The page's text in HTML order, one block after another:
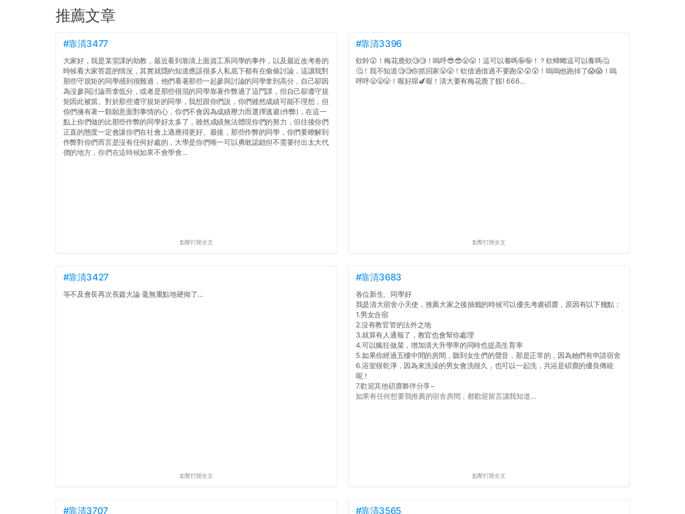
推薦文章
#靠清3477
大家好，我是某堂課的助教，最近看到靠清上面資工系同學的事件，以及最近改考卷的
時候看大家答題的情況，其實就隱約知道應該很多人私底下都有在偷偷討論，這讓我對
那些守規矩的同學感到很難過，他們看著那些一起參與討論的同學拿到高分，自己卻因
為沒參與討論而拿低分，或者是那些很混的同學靠著作弊過了這門課，但自己卻遵守規
矩因此被當。對於那些遵守規矩的同學，我想跟你們說，你們雖然成績可能不理想，但
你們擁有著一顆願意面對事情的心，你們不會因為成績壓力而選擇逃避(作弊)，在這一
點上你們做的比那些作弊的同學好太多了，雖然成績無法體現你們的努力，但往後你們
正直的態度一定會讓你們在社會上適應得更好。最後，那些作弊的同學，你們要瞭解到
作弊對你們而言是沒有任何好處的，大學是你們唯一可以勇敢認錯但不需要付出太大代
價的地方，你們在這時候如果不會學會...
點擊打開全文
#靠清3396
欸幹😲！梅花鹿欸🧐🧐！嗚呼😎😎😤😤！這可以養嗎🤪🤪！？欸蟑螂這可以養嗎🤔
🤔！我不知道🧐🧐你抓回家😤😤！欸借過借過不要跑😲😲😲！嗚嗚他跑掉了😱😱！嗚
呼呼😤😤😤！喔好屌🍆喔！清大要有梅花鹿了餒! 666...
點擊打開全文
#靠清3427
等不及會長再次長篇大論 毫無重點地硬拗了...
點擊打開全文
#靠清3683
各位新生、同學好
我是清大宿舍小天使，推薦大家之後抽籤的時候可以優先考慮碩齋，原因有以下幾點：
1.男女合宿
2.沒有教官管的法外之地
3.就算有人通報了，教官也會幫你處理
4.可以瘋狂做菜，增加清大升學率的同時也提高生育率
5.如果你經過五樓中間的房間，聽到女生們的聲音，那是正常的，因為她們有申請宿舍
6.浴室很乾淨，因為來洗澡的男女會洗很久，也可以一起洗，共浴是碩齋的優良傳統
呢！
7.歡迎其他碩齋夥伴分享~
如果有任何想要我推薦的宿舍房間，都歡迎留言讓我知道...
點擊打開全文
#靠清3707 #靠清3565